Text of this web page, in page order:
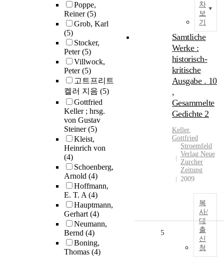
Poppe,
Reiner(5)
Grob, Karl
(5)
Stocker,
Peter(5)
Villwock,
Peter(5)
고트프리트
켈러 지음 (5)
Gottfried
Keller ; hrsg.
von Gustav
Steiner(5)
Kleist,
Heinrich von
(4)
Schoenberg,
Arnold (4)
Hoffmann,
E. T. A(4)
Hauptmann,
Gerhart(4)
Neumann,
Bernd (4)
Boning,
Thomas (4)
차
보
기
Samtliche
Werke :
historisch-
kritische
Ausgabe . 10
,
Gesammelte
Gedichte 2
Keller,
Gottfried
Stroemfeld
Verlag Neue
Zurcher
Zeitung
2009
복
사/
대
출
신
청
5